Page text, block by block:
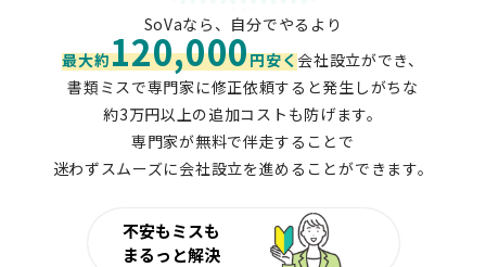
SoVaなら、自分でやるより
最大約120,000円安く会社設立ができ、
書類ミスで専門家に修正依頼すると発生しがちな
約3万円以上の追加コストも防げます。
専門家が無料で伴走することで
迷わずスムーズに会社設立を進めることができます。
不安もミスも
まるっと解決